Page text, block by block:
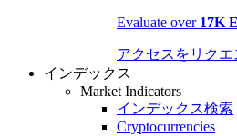
Evaluate over 17K
アクセスをリクエ
インデックス
Market Indicators
インデックス検索
Cryptocurrencies